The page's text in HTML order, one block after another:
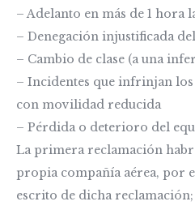
– Adelanto en más de 1 hora
– Denegación injustificada
– Cambio de clase (a una
– Incidentes que infrinjan los
con movilidad reducida
– Pérdida o deterioro del
La primera reclamación
propia compañía aérea, por
escrito de dicha